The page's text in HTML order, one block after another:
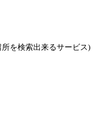
を検索出来るサービス)